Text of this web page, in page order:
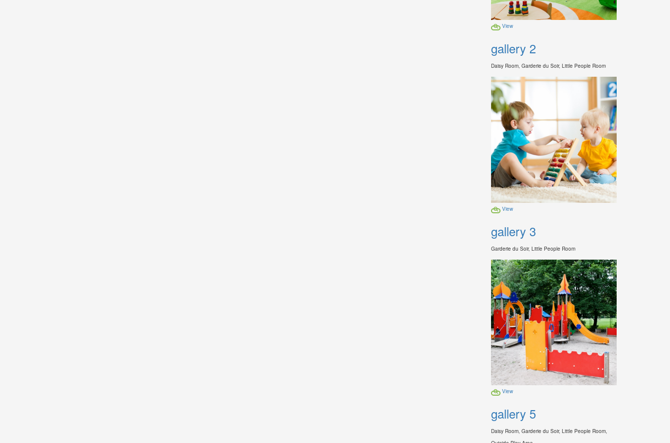
View
gallery 2
Daisy Room, Garderie du Soir, Little People Room
View
gallery 3
Garderie du Soir, Little People Room
View
gallery 5
Daisy Room, Garderie du Soir, Little People Room,